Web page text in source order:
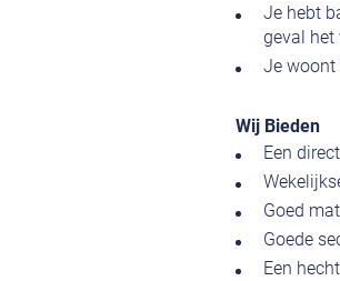
Je hebt
geval het
Je woont
Wij Bieden
Een
Goed
Goede
Een